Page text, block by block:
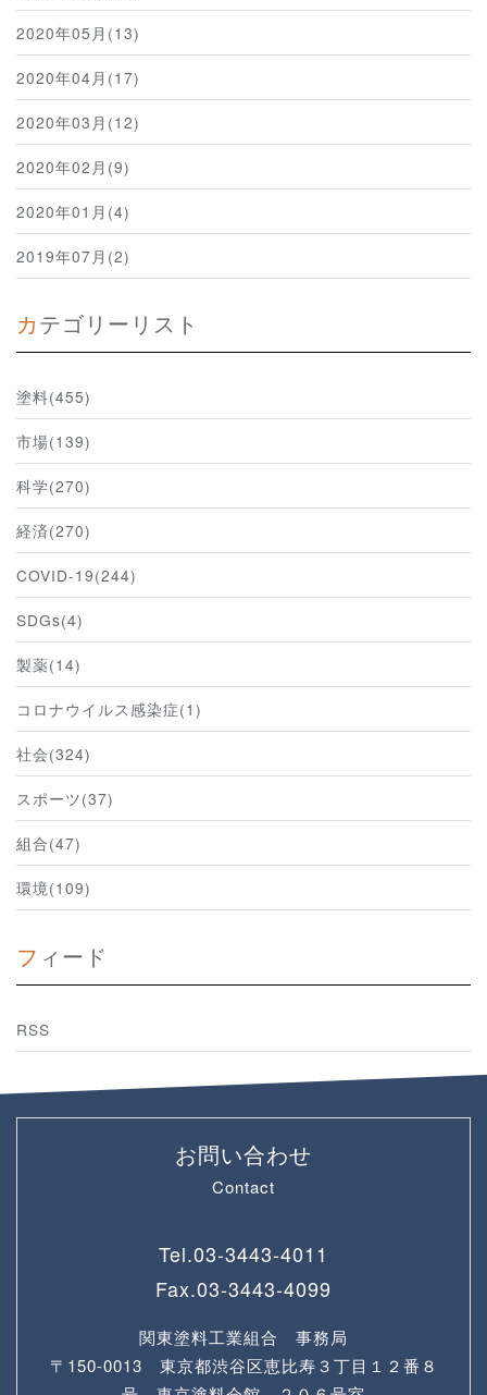
2020年05月(13)
2020年04月(17)
2020年03月(12)
2020年02月(9)
2020年01月(4)
2019年07月(2)
カテゴリーリスト
塗料(455)
市場(139)
科学(270)
経済(270)
COVID-19(244)
SDGs(4)
製薬(14)
コロナウイルス感染症(1)
社会(324)
スポーツ(37)
組合(47)
環境(109)
フィード
RSS
お問い合わせ
Contact
Tel.03-3443-4011
Fax.03-3443-4099
関東塗料工業組合 事務局
〒150-0013 東京都渋谷区恵比寿３丁目１２番８